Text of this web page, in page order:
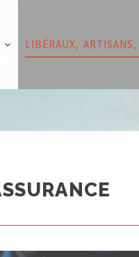
LIBÉRAUX, ARTISANS,